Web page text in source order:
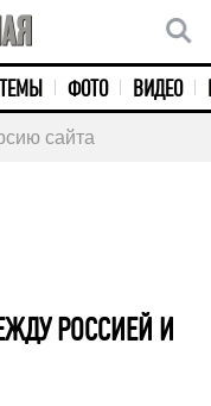
ТЕМЫ ФОТО ВИДЕО
сайта
РОССИЕЙ И